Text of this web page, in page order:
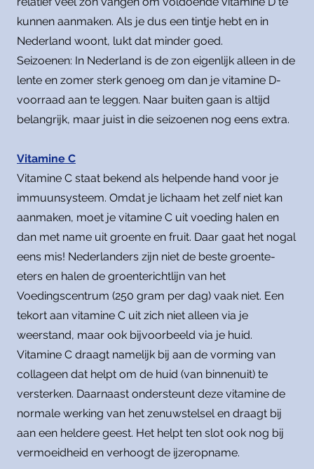
kunnen aanmaken. Als je dus een tintje hebt en in
Nederland woont, lukt dat minder goed.
Seizoenen: In Nederland is de zon eigenlijk alleen in de
lente en zomer sterk genoeg om dan je vitamine D-
voorraad aan te leggen. Naar buiten gaan is altijd
belangrijk, maar juist in die seizoenen nog eens extra.
Vitamine C
Vitamine C staat bekend als helpende hand voor je
immuunsysteem. Omdat je lichaam het zelf niet kan
aanmaken, moet je vitamine C uit voeding halen en
dan met name uit groente en fruit. Daar gaat het nogal
eens mis! Nederlanders zijn niet de beste groente-
eters en halen de groenterichtlijn van het
Voedingscentrum (250 gram per dag) vaak niet. Een
tekort aan vitamine C uit zich niet alleen via je
weerstand, maar ook bijvoorbeeld via je huid.
Vitamine C draagt namelijk bij aan de vorming van
collageen dat helpt om de huid (van binnenuit) te
versterken. Daarnaast ondersteunt deze vitamine de
normale werking van het zenuwstelsel en draagt bij
aan een heldere geest. Het helpt ten slot ook nog bij
vermoeidheid en verhoogt de ijzeropname.